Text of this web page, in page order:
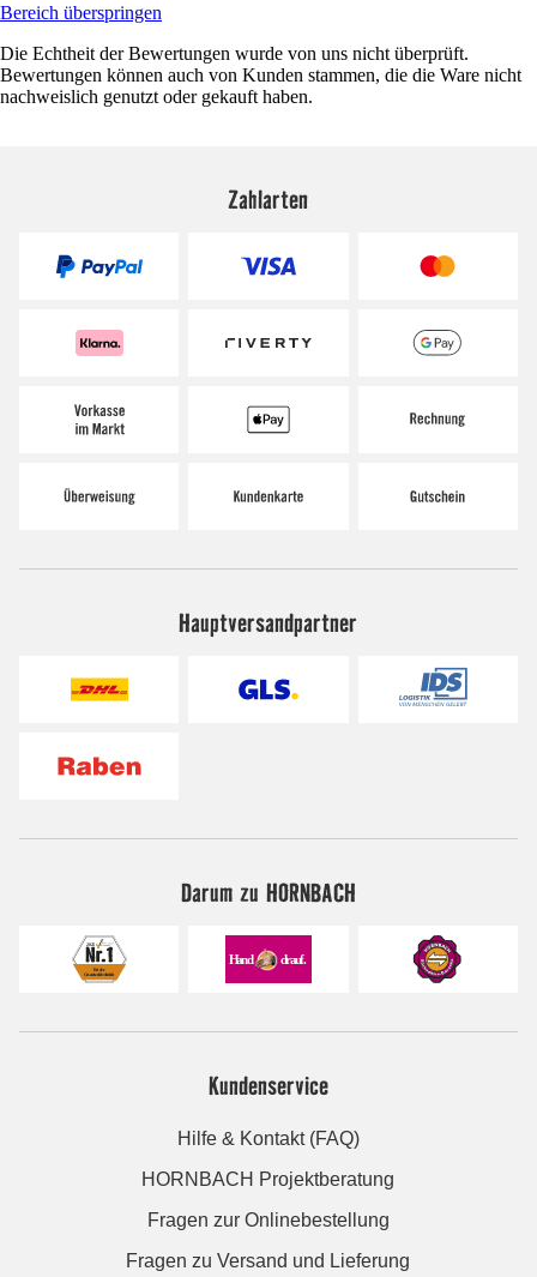
Bereich überspringen
Die Echtheit der Bewertungen wurde von uns nicht überprüft.
Bewertungen können auch von Kunden stammen, die die Ware nicht
nachweislich genutzt oder gekauft haben.
Zahlarten
Hauptversandpartner
Darum zu HORNBACH
Kundenservice
Hilfe & Kontakt (FAQ)
HORNBACH Projektberatung
Fragen zur Onlinebestellung
Fragen zu Versand und Lieferung